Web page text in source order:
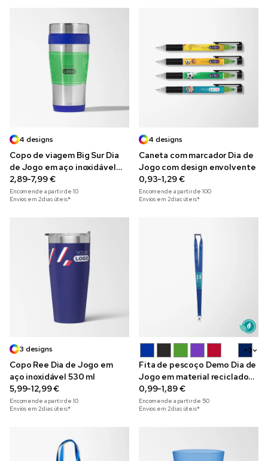
4 designs
Copo de viagem Big Sur Dia
de Jogo em aço inoxidável
475 ml
2,89-7,99 €
Encomende a partir de 10
Envios em 2 dias úteis*
4 designs
Caneta com marcador Dia de
Jogo com design envolvente
0,93-1,29 €
Encomende a partir de 100
Envios em 2 dias úteis*
3 designs
Copo Ree Dia de Jogo em
aço inoxidável 530 ml
5,99-12,99 €
Encomende a partir de 10
Envios em 2 dias úteis*
+3
Fita de pescoço Demo Dia de
Jogo em material reciclado
com mecanismo de segurança
0,99-1,89 €
Encomende a partir de 50
Envios em 2 dias úteis*